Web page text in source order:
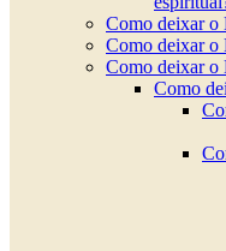
Como deixar o
Como deixar o
Como deixar o
Como